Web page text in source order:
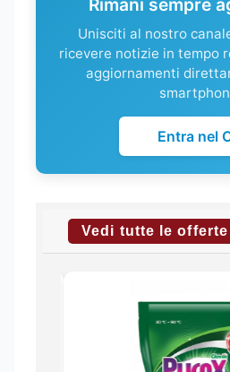
Unisciti al nostro
ricevere notizie in tempo
aggiornamenti
Entra nel